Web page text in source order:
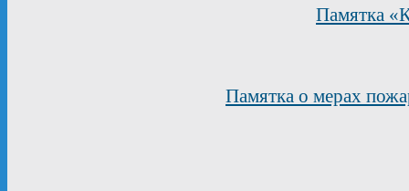
Памятка
Памятка о мерах